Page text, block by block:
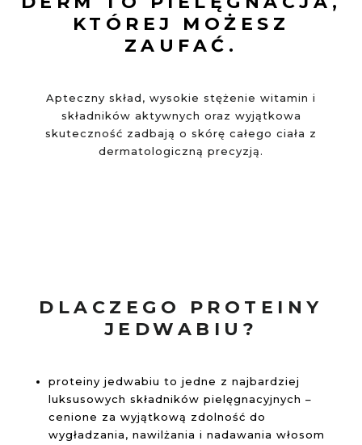
KTÓREJ MOŻESZ
ZAUFAĆ.
Apteczny skład, wysokie stężenie witamin i
składników aktywnych oraz wyjątkowa
skuteczność zadbają o skórę całego ciała z
dermatologiczną precyzją.
DLACZEGO PROTEINY
JEDWABIU?
proteiny jedwabiu to jedne z najbardziej
luksusowych składników pielęgnacyjnych –
cenione za wyjątkową zdolność do
wygładzania, nawilżania i nadawania włosom